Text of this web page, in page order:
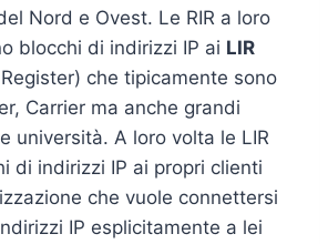
Nord e Ovest. Le RIR a loro
blocchi di indirizzi IP ai LIR
che tipicamente sono
Carrier ma anche grandi
università. A loro volta le LIR
di indirizzi IP ai propri clienti
che vuole connettersi
IP esplicitamente a lei